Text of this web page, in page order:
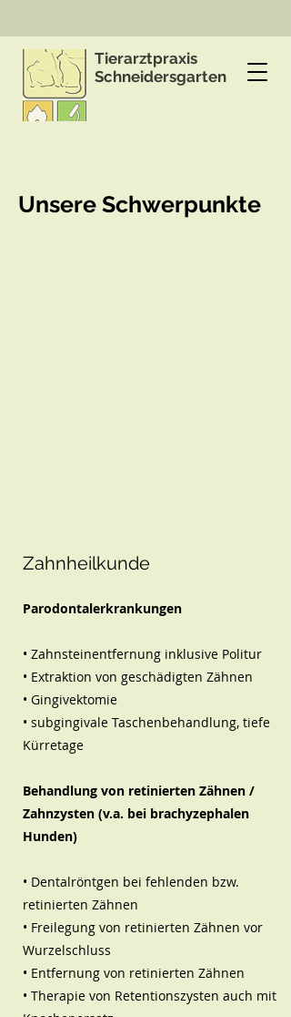
Tierarztpraxis
Schneidersgarten
Unsere Schwerpunkte
Zahnheilkunde
Parodontalerkrankungen
• Zahnsteinentfernung inklusive Politur
• Extraktion von geschädigten Zähnen
• Gingivektomie
• subgingivale Taschenbehandlung, tiefe
Kürretage
Behandlung von retinierten Zähnen /
Zahnzysten (v.a. bei brachyzephalen
Hunden)
• Dentalröntgen bei fehlenden bzw.
retinierten Zähnen
• Freilegung von retinierten Zähnen vor
Wurzelschluss
• Entfernung von retinierten Zähnen
• Therapie von Retentionszysten auch mit